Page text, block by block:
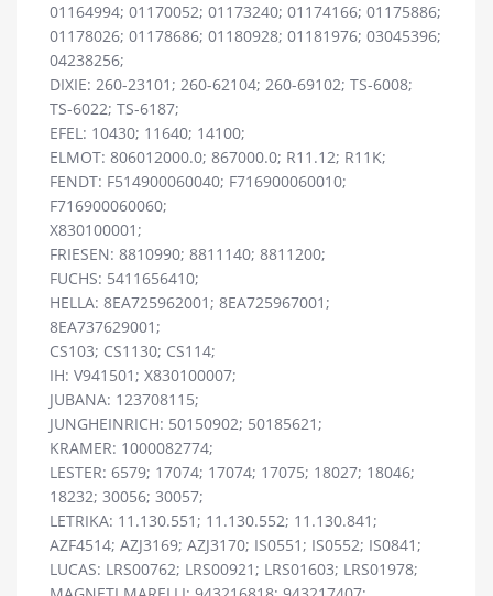
01164994; 01170052; 01173240; 01174166; 01175886;
01178026; 01178686; 01180928; 01181976; 03045396;
04238256;
DIXIE: 260-23101; 260-62104; 260-69102; TS-6008;
TS-6022; TS-6187;
EFEL: 10430; 11640; 14100;
ELMOT: 806012000.0; 867000.0; R11.12; R11K;
FENDT: F514900060040; F716900060010;
F716900060060;
X830100001;
FRIESEN: 8810990; 8811140; 8811200;
FUCHS: 5411656410;
HELLA: 8EA725962001; 8EA725967001;
8EA737629001;
CS103; CS1130; CS114;
IH: V941501; X830100007;
JUBANA: 123708115;
JUNGHEINRICH: 50150902; 50185621;
KRAMER: 1000082774;
LESTER: 6579; 17074; 17074; 17075; 18027; 18046;
18232; 30056; 30057;
LETRIKA: 11.130.551; 11.130.552; 11.130.841;
AZF4514; AZJ3169; AZJ3170; IS0551; IS0552; IS0841;
LUCAS: LRS00762; LRS00921; LRS01603; LRS01978;